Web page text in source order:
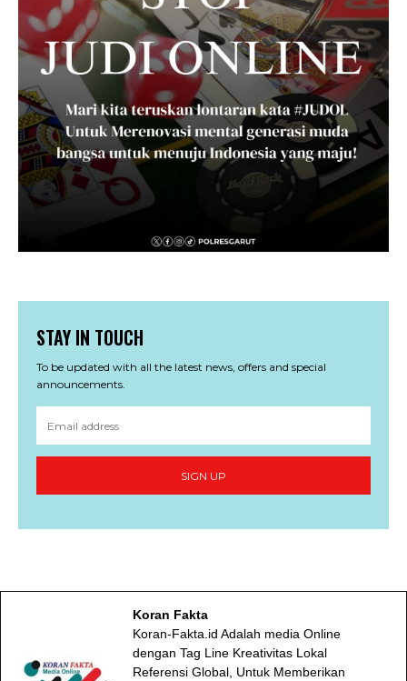
STAY IN TOUCH
To be updated with all the latest news, offers and special
announcements.
SIGN UP
Koran Fakta
Koran-Fakta.id Adalah media Online
dengan Tag Line Kreativitas Lokal
Referensi Global, Untuk Memberikan